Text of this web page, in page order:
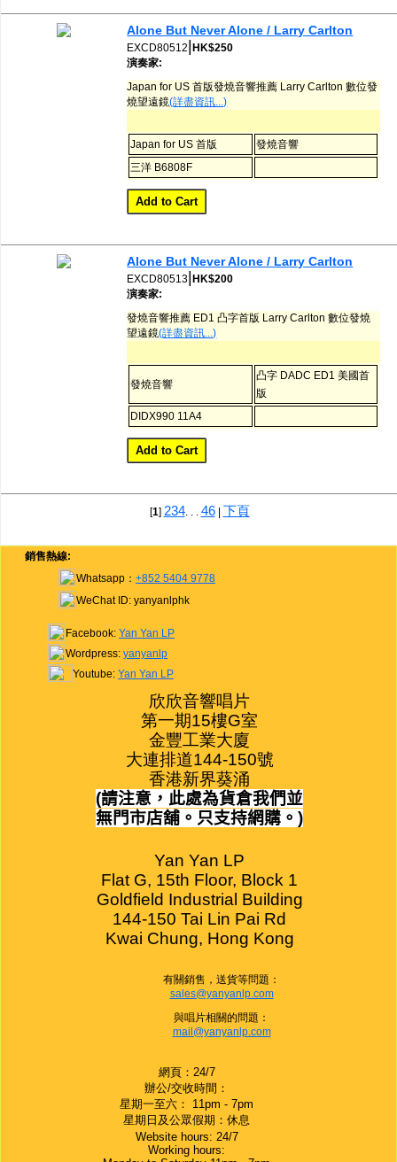
Alone But Never Alone / Larry Carlton
EXCD80512 |HK$250
演奏家:
Japan for US 首版發燒音響推薦 Larry Carlton 數位發
燒望遠鏡(詳盡資訊...)
Japan for US 首版
發燒音響
三洋 B6808F
Alone But Never Alone / Larry Carlton
EXCD80513 |HK$200
演奏家:
發燒音響推薦 ED1 凸字首版 Larry Carlton 數位發燒
望遠鏡(詳盡資訊...)
發燒音響
凸字 DADC ED1 美國首
版
DIDX990 11A4
[1] 234. . . 46 下頁
銷售熱線:
Whatsapp： +852 5404 9778
WeChat ID: yanyanlphk
Facebook: Yan Yan LP
Wordpress: yanyanlp
Youtube: Yan Yan LP
欣欣音響唱片
第一期15樓G室
金豐工業大廈
大連排道144-150號
香港新界葵涌
(請注意，此處為貨倉我們並
無門市店舖。只支持網購。 )
Yan Yan LP
Flat G, 15th Floor, Block 1
Goldfield Industrial Building
144-150 Tai Lin Pai Rd
Kwai Chung, Hong Kong
有關銷售，送貨等問題：
sales@yanyanlp.com
與唱片相關的問題：
mail@yanyanlp.com
網頁：24/7
辦公/交收時間：
星期一至六： 11pm - 7pm
星期日及公眾假期：休息
Website hours: 24/7
Working hours: